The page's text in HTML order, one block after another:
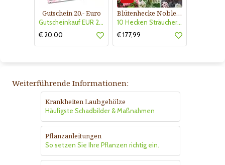
Gutschein 20.- Euro
Gutscheinkauf EUR 20.-
€ 20,00
Blütenhecke Nobless-Kollektion Nr. 402
10 Hecken Sträucher - für 10 lfm Blütenhecke - Blühend März - Oktober
€ 177,99
Weiterführende Informationen:
Krankheiten Laubgehölze
Häufigste Schadbilder & Maßnahmen
Pflanzanleitungen
So setzen Sie Ihre Pflanzen richtig ein.